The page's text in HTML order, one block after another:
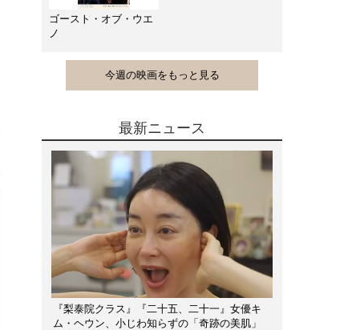
ゴースト・オブ・ウエ
ノ
今週の映画をもっと見る
最新ニュース
『梨泰院クラス』『二十五、二十一』女優キ
ム・ヘウン、小じわ知らずの「奇跡の美肌」